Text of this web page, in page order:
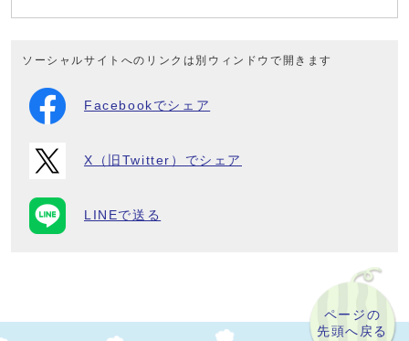
ソーシャルサイトへのリンクは別ウィンドウで開きます
Facebookでシェア
X（旧Twitter）でシェア
LINEで送る
ページの
先頭へ戻る